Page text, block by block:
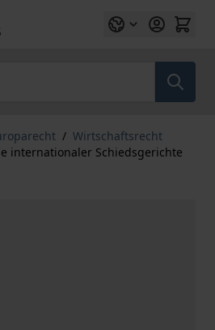
/ Wirtschaftsrecht
internationaler Schiedsgerichte